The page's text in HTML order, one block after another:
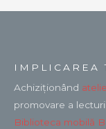
IMPLICAREA
Achiziționând
promovare a
Biblioteca mobilă